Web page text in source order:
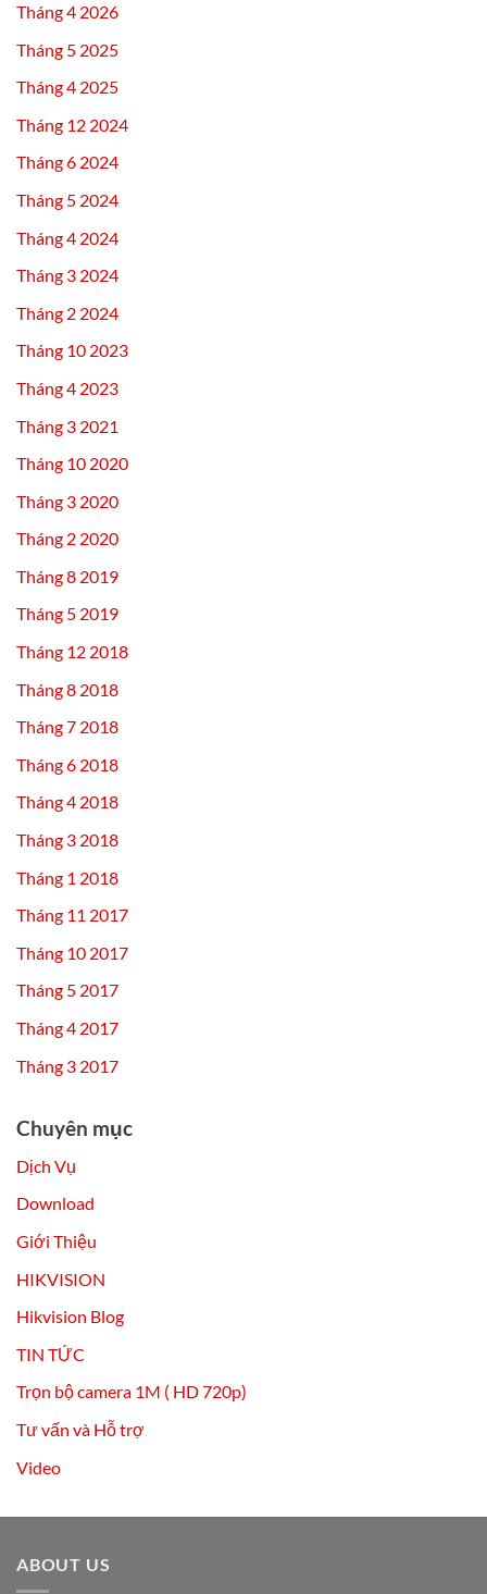
Tháng 4 2026
Tháng 5 2025
Tháng 4 2025
Tháng 12 2024
Tháng 6 2024
Tháng 5 2024
Tháng 4 2024
Tháng 3 2024
Tháng 2 2024
Tháng 10 2023
Tháng 4 2023
Tháng 3 2021
Tháng 10 2020
Tháng 3 2020
Tháng 2 2020
Tháng 8 2019
Tháng 5 2019
Tháng 12 2018
Tháng 8 2018
Tháng 7 2018
Tháng 6 2018
Tháng 4 2018
Tháng 3 2018
Tháng 1 2018
Tháng 11 2017
Tháng 10 2017
Tháng 5 2017
Tháng 4 2017
Tháng 3 2017
Chuyên mục
Dịch Vụ
Download
Giới Thiệu
HIKVISION
Hikvision Blog
TIN TỨC
Trọn bộ camera 1M ( HD 720p)
Tư vấn và Hỗ trợ
Video
ABOUT US